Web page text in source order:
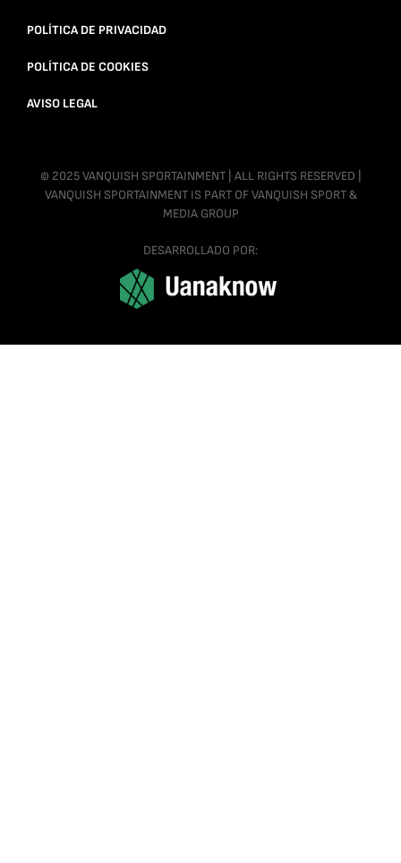
POLÍTICA DE PRIVACIDAD
POLÍTICA DE COOKIES
AVISO LEGAL
© 2025 VANQUISH SPORTAINMENT | ALL RIGHTS RESERVED |
VANQUISH SPORTAINMENT IS PART OF VANQUISH SPORT &
MEDIA GROUP
DESARROLLADO POR: